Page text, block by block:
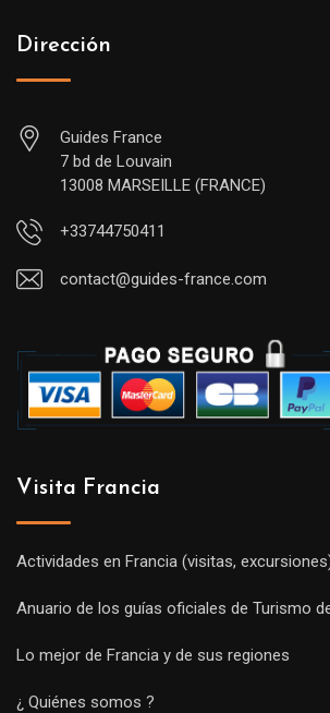
Dirección
Guides France
7 bd de Louvain
13008 MARSEILLE (FRANCE)
+33744750411
contact@guides-france.com
Visita Francia
Actividades en Francia (visitas,
Anuario de los guías oficiales de Turismo
Lo mejor de Francia y de sus regiones
¿ Quiénes somos ?